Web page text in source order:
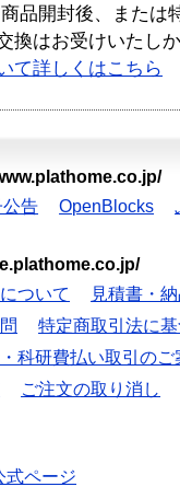
品開封後、または
換はお受けいたし
て詳しくはこちら
公告 OpenBlocks
ついて
見積書・
特定商取引法に
科研費払い取引のご
ご注文の取り消し
式ページ